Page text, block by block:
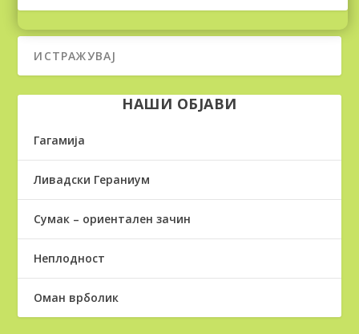
НАШИ ОБЈАВИ
Гагамија
Ливадски Гераниум
Сумак – ориентален зачин
Неплодност
Оман врболик